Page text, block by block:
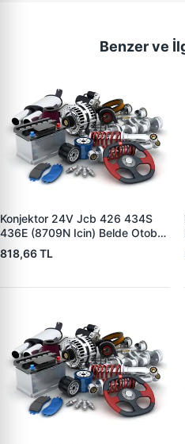
Benzer ve
Konjektor 24V Jcb 426 434S
436E (8709N Icin) Belde Otobüs
Y.M. | YUNYI 01-034 | OEM 714
40388
818,66 TL